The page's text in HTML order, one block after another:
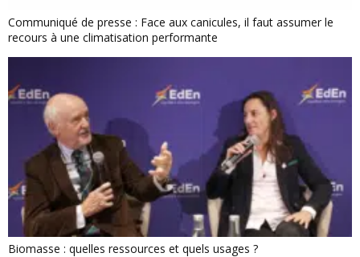
Communiqué de presse : Face aux canicules, il faut assumer le
recours à une climatisation performante
Biomasse : quelles ressources et quels usages ?